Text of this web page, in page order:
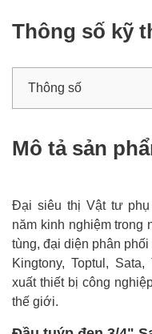
Thông số kỹ
Thông số
Mô tả sản
Đại siêu thị Vật tư phụ
năm kinh nghiệm trong
tùng, đại diện phân
Kingtony, Toptul,
xuất thiết bị công
thế giới.